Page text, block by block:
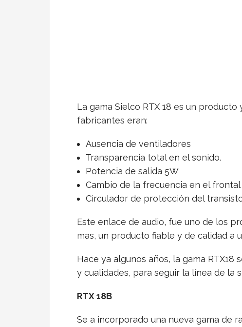
La gama Sielco RTX 18 es un
fabricantes eran:
Ausencia de ventiladores
Transparencia total en el sonido.
Potencia de salida 5W
Cambio de la frecuencia en el
Circulador de protección del
Este enlace de audio, fue uno de los
mas, un producto fiable y de calidad a
Hace ya algunos años, la gama
y cualidades, para seguir la línea de la
RTX 18B
Se a incorporado una nueva gama de